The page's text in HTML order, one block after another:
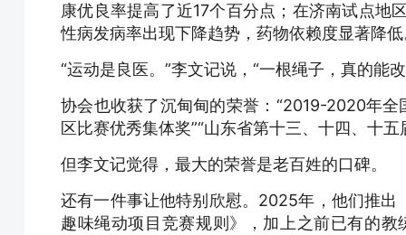
康优良率提高了近17个百分点；在济南试点地
性病发病率出现下降趋势，药物依赖度显著降
“运动是良医。”李文记说，“一根绳子，真的能
协会也收获了沉甸甸的荣誉：“2019-2020年
区比赛优秀集体奖”“山东省第十三、十四、十
但李文记觉得，最大的荣誉是老百姓的口碑。
还有一件事让他特别欣慰。2025年，他们推
趣味绳动项目竞赛规则》，加上之前已有的